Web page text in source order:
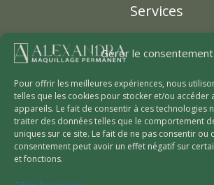
Gérer le consentement
Pour offrir les meilleures expériences, nous
telles que les cookies pour stocker et/ou accéder
appareils. Le fait de consentir à ces technologies
traiter des données telles que le comportement
uniques sur ce site. Le fait de ne pas consentir ou
consentement peut avoir un effet négatif sur
et fonctions.
Services
Maquillage permanent
A propos